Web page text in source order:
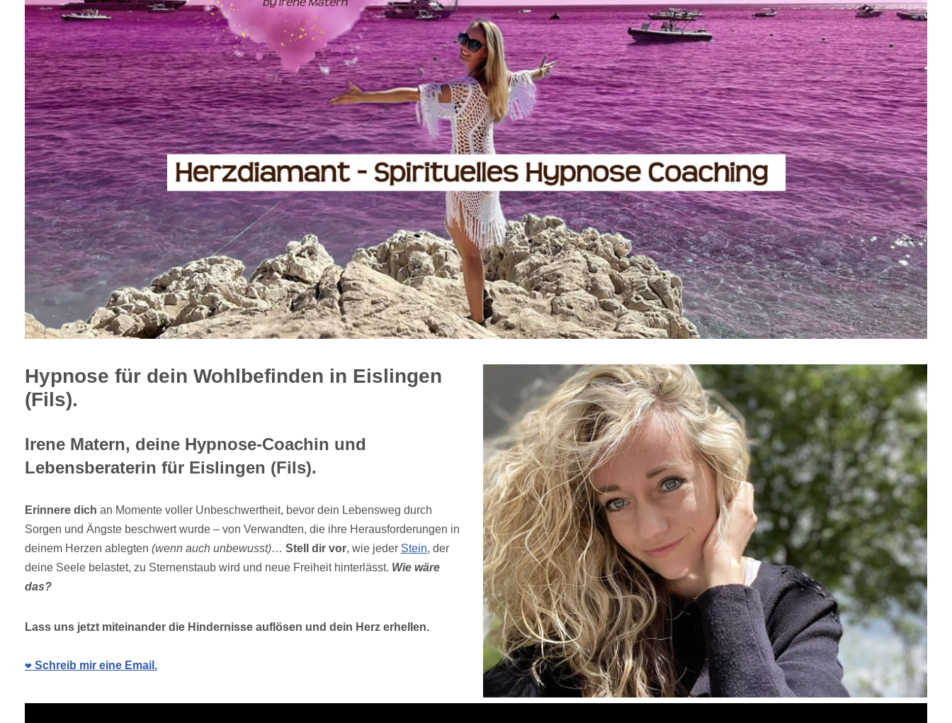
Hypnose für dein Wohlbefinden in Eislingen
(Fils).
Irene Matern, deine Hypnose-Coachin und
Lebensberaterin für Eislingen (Fils).
Erinnere dich an Momente voller Unbeschwertheit, bevor dein Lebensweg durch
Sorgen und Ängste beschwert wurde – von Verwandten, die ihre Herausforderungen in
deinem Herzen ablegten (wenn auch unbewusst)… Stell dir vor, wie jeder Stein, der
deine Seele belastet, zu Sternenstaub wird und neue Freiheit hinterlässt. Wie wäre
das?
Lass uns jetzt miteinander die Hindernisse auflösen und dein Herz erhellen.
❤️ Schreib mir eine Email.